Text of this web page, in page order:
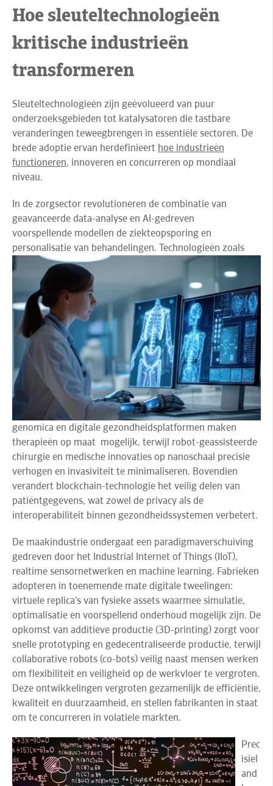
Hoe sleuteltechnologieën
kritische industrieën
transformeren
Sleuteltechnologieën zijn geëvolueerd van puur
onderzoeksgebieden tot katalysatoren die tastbare
veranderingen teweegbrengen in essentiële sectoren. De
brede adoptie ervan herdefinieert hoe industrieën
functioneren, innoveren en concurreren op mondiaal
niveau.
In de zorgsector revolutioneren de combinatie van
geavanceerde data-analyse en AI-gedreven
voorspellende modellen de ziekteopsporing en
personalisatie van behandelingen. Technologieën zoals
genomica en digitale gezondheidsplatformen maken
therapieën op maat mogelijk, terwijl robot-geassisteerde
chirurgie en medische innovaties op nanoschaal precisie
verhogen en invasiviteit te minimaliseren. Bovendien
verandert blockchain-technologie het veilig delen van
patiëntgegevens, wat zowel de privacy als de
interoperabiliteit binnen gezondheidssystemen verbetert.
De maakindustrieondergaat een paradigmaverschuiving
gedreven door het Industrial Internet of Things (IIoT),
realtime sensornetwerken en machine learning. Fabrieken
adopteren in toenemende mate digitale tweelingen:
virtuele replica’s van fysieke assets waarmee simulatie,
optimalisatie en voorspellend onderhoud mogelijk zijn. De
opkomst van additieve productie (3D-printing) zorgt voor
snelle prototyping en gedecentraliseerde productie, terwijl
collaborative robots (co-bots) veilig naast mensen werken
om flexibiliteit en veiligheid op de werkvloer te vergroten.
Deze ontwikkelingen vergroten gezamenlijk de efficiëntie,
kwaliteit en duurzaamheid, en stellen fabrikanten in staat
om te concurreren in volatiele markten.
Prec
isiel
and